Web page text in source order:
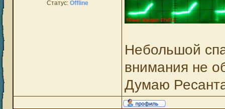
Статус: Offline
Небольшой
внимания не
Думаю